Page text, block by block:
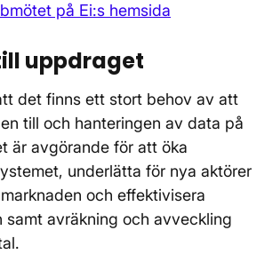
på Ei:s hemsida
uppdraget
det finns ett stort behov av att
till och hanteringen av data på
är avgörande för att öka
underlätta för nya aktörer
och effektivisera
samt avräkning och avveckling